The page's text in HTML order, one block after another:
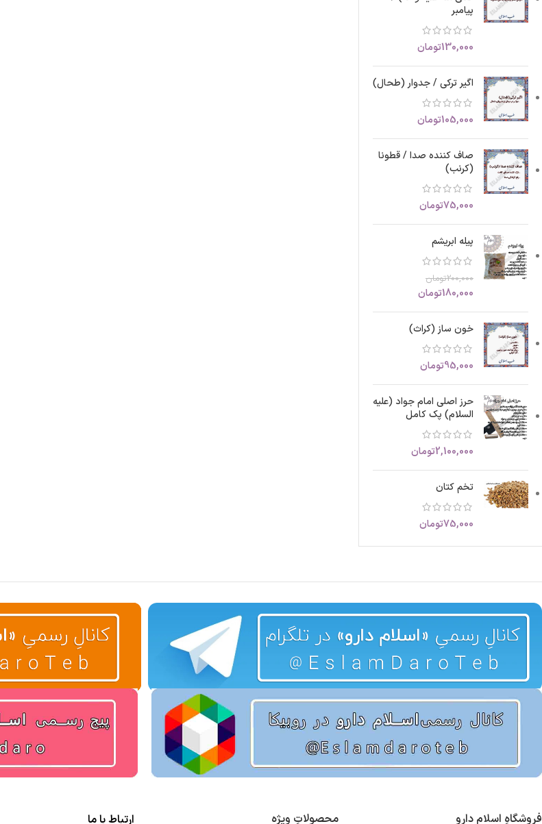
پیامبر
130,000تومان
اگیر ترکی / جدوار (طحال)
105,000تومان
صاف کننده صدا / قطونا
(کرنب)
75,000تومان
پیله ابریشم
200,000تومان
180,000تومان
خون ساز (کراث)
95,000تومان
حرز اصلی امام جواد (علیه
السلام) پک کامل
2,100,000تومان
تخم کتان
75,000تومان
فروشگاهِ اسلام دارو محصولاتِ ویژه ارتباط با ما